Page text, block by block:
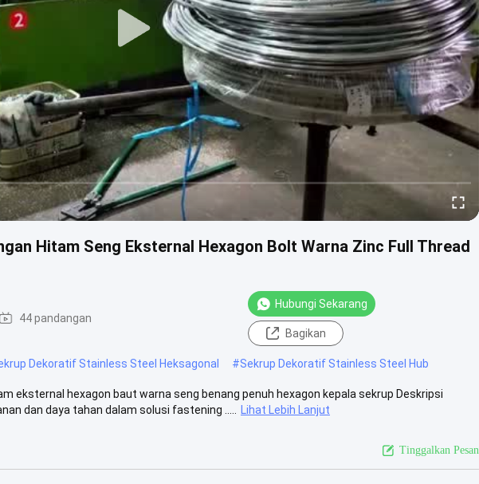
Hitam Seng Eksternal Hexagon Bolt Warna Zinc Full Thread
44 pandangan
Hubungi Sekarang
Bagikan
Dekoratif Stainless Steel Heksagonal #Sekrup Dekoratif Stainless Steel Hub
eksternal hexagon baut warna seng benang penuh hexagon kepala sekrup Deskripsi
dan daya tahan dalam solusi fastening .....
Lihat Lebih Lanjut
Tinggalkan Pesan